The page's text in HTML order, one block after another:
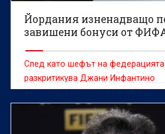
Йордания изненадващо
завишени бонуси от
След като шефът на федерацията
разкритикува Джани Инфантино